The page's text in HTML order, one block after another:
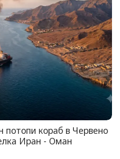
кораб в Червено
Иран - Оман